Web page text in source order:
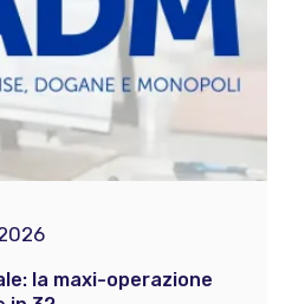
la maxi-operazione